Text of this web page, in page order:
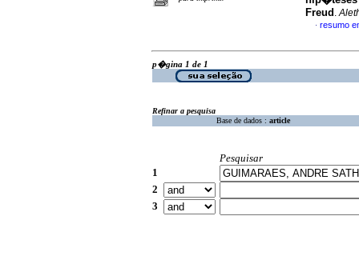
Freud .
· resumo
p�gina 1 de 1
Refinar a pesquisa
Base de dados : article
Pesquisar
1
2
3